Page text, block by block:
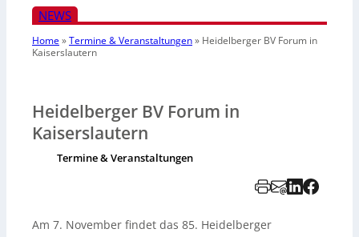
NEWS
Home»Termine & Veranstaltungen» Heidelberger BV Forum in
Kaiserslautern
Heidelberger BV Forum in
Kaiserslautern
Termine & Veranstaltungen
Am 7. November findet das 85. Heidelberger